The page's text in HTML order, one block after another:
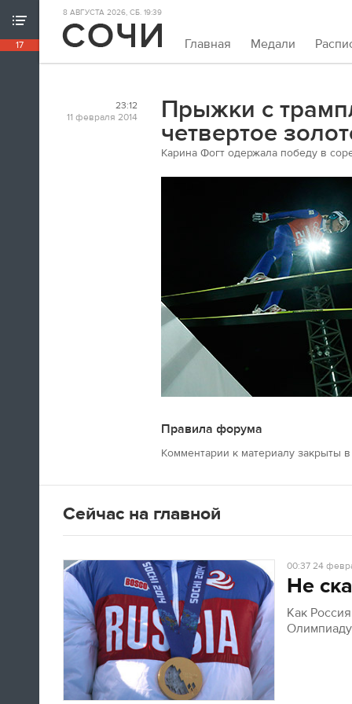
17
ХРОНИКА ИГР
18:39
Пока.
Швед Эрик Карлссон (символическая
сборная хоккейного турнира) на пути из
16:29
Юлия Липницкая
15:26
8 АВГУСТА 2026, СБ. 19:39
Главная Медали
23:12
11 февраля 2014
Прыжки с
четвертое
Карина Фогт одержала победу в
Правила форума
Комментарии к материалу закрыты
Сейчас на главной
00:3724
Не
Как